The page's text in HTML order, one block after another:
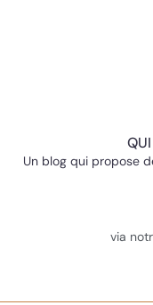
Un blog qui propose
via